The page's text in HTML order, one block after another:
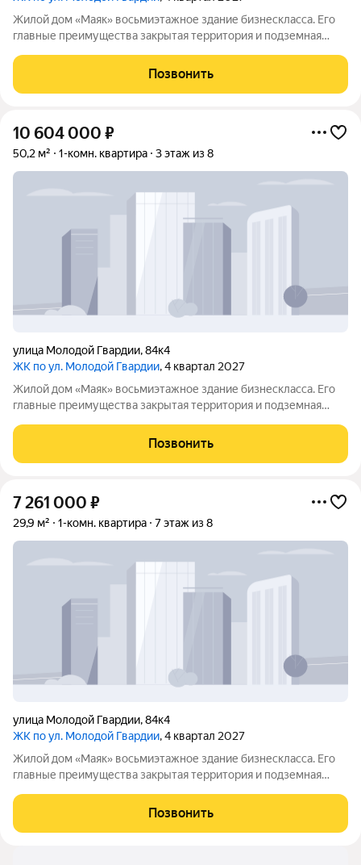
Жилой дом «Маяк» восьмиэтажное здание бизнескласса. Его
главные преимущества закрытая территория и подземная
квартир. Небольшое количество жильцов помогает создать
дружелюбную атмосферу и
Позвонить
10 604 000 ₽
50,2 м² 1-комн. квартира 3 этаж из 8
улица Молодой Гвардии,84к4
ЖК по ул. Молодой Гвардии, 4 квартал 2027
Жилой дом «Маяк» восьмиэтажное здание бизнескласса. Его
главные преимущества закрытая территория и подземная
38квартир. Небольшая численность жильцов помогает создать
дружелюбную атмосферу и
Позвонить
7 261 000 ₽
29,9 м² 1-комн. квартира 7 этаж из 8
улица Молодой Гвардии,84к4
ЖК по ул. Молодой Гвардии, 4 квартал 2027
Жилой дом «Маяк» восьмиэтажное здание бизнескласса. Его
главные преимущества закрытая территория и подземная
8этажей и 38квартир. Небольшое количество жильцов
помогает создать дружелюбную атмосферу
Позвонить